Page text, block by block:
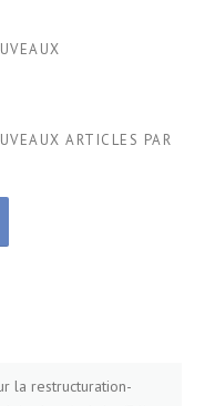
ARTICLES PAR
la restructuration-